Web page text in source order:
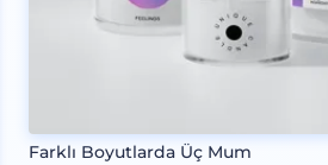
Farklı Boyutlarda Üç Mum